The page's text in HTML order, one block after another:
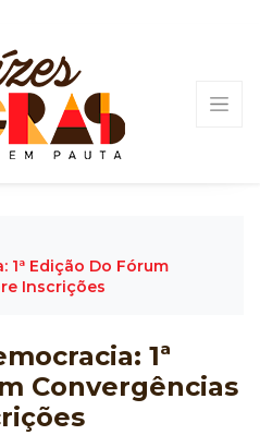
1ª Edição Do Fórum
Inscrições
1ª
Convergências